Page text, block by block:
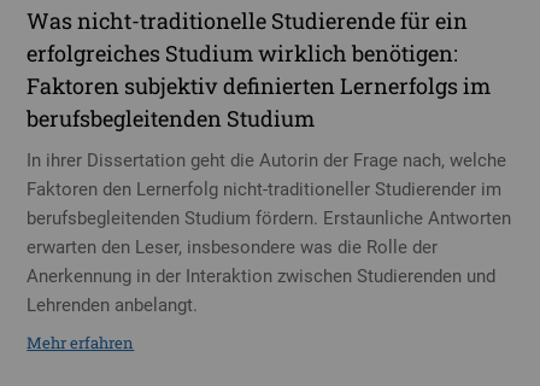
Was nicht-traditionelle Studierende für ein
erfolgreiches Studium wirklich benötigen:
Faktoren subjektiv definierten Lernerfolgs im
berufsbegleitenden Studium
In ihrer Dissertation geht die Autorin der Frage nach, welche
Faktoren den Lernerfolg nicht-traditioneller Studierender im
berufsbegleitenden Studium fördern. Erstaunliche Antworten
erwarten den Leser, insbesondere was die Rolle der
Anerkennung in der Interaktion zwischen Studierenden und
Lehrenden anbelangt.
Mehr erfahren